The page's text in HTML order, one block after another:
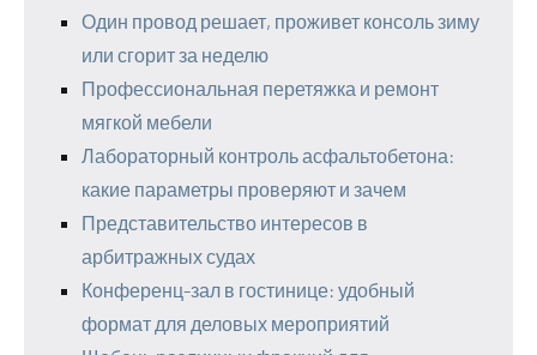
Один провод решает, проживет консоль зиму
или сгорит за неделю
Профессиональная перетяжка и ремонт
мягкой мебели
Лабораторный контроль асфальтобетона:
какие параметры проверяют и зачем
Представительство интересов в
арбитражных судах
Конференц-зал в гостинице: удобный
формат для деловых мероприятий